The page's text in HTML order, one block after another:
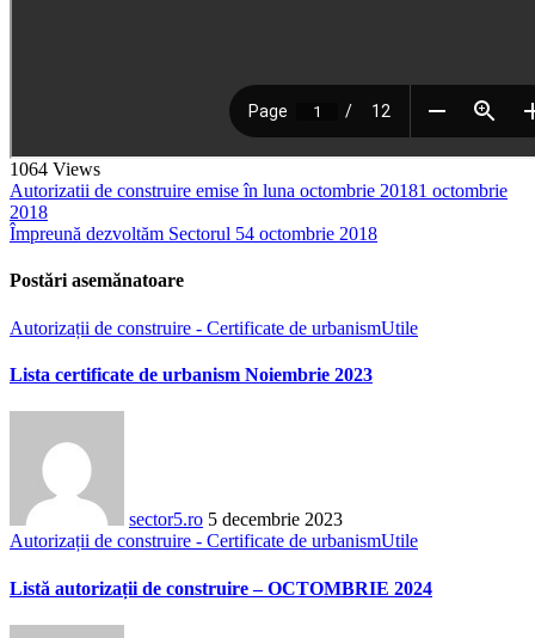
1064 Views
Autorizatii de construire emise în luna octombrie 20181 octombrie
2018
Împreună dezvoltăm Sectorul 54 octombrie 2018
Postări asemănatoare
Autorizații de construire - Certificate de urbanismUtile
Lista certificate de urbanism Noiembrie 2023
sector5.ro 5 decembrie 2023
Autorizații de construire - Certificate de urbanismUtile
Listă autorizații de construire – OCTOMBRIE 2024